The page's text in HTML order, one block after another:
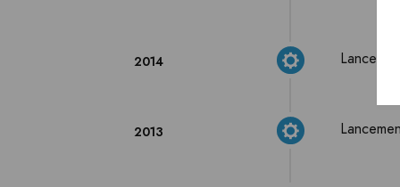
2014
2013